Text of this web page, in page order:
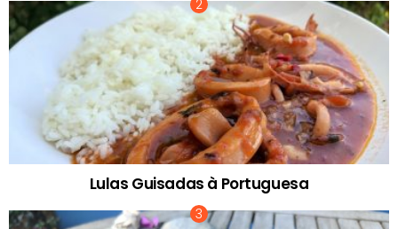
Lulas Guisadas à Portuguesa